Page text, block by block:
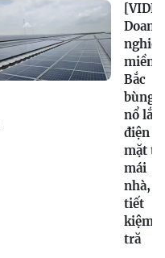
Doanh
nghiệp
miền
Bắc
bùng
nổ lắp
điện
mặt
mái
nhà,
tiết
kiệm
tră